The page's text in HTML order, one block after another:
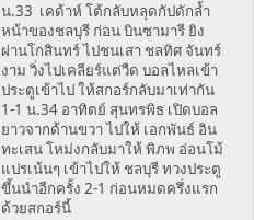
น.33 เคด้าห์ โต้กลับหลุดกัปดักล้ำ
หน้าของชลบุรี ก่อน บินซามารี ยิง
ผ่านโกสินทร์ ไปชนเสา ชลทิศ จันทร์
งาม วิ่งไปเคลียร์แต่วืด บอลไหลเข้า
ประตูเข้าไป ให้สกอร์กลับมาเท่ากัน
1-1 น.34 อาทิตย์ สุนทรพิธ เปิดบอล
ยาวจากด้านขวา ไปให้ เอกพันธ์ อิน
ทะเสน โหม่งกลับมาให้ พิภพ อ่อนโม้
แปรเน้นๆ เข้าไปให้ ชลบุรี ทวงประตู
ขึ้นนำอีกครั้ง 2-1 ก่อนหมดครึ่งแรก
ด้วยสกอร์นี้